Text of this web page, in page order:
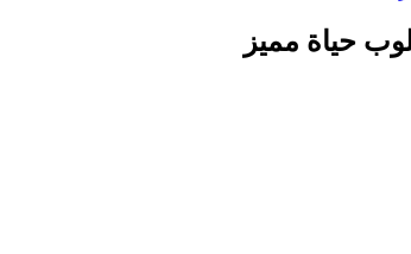
حياة مميز